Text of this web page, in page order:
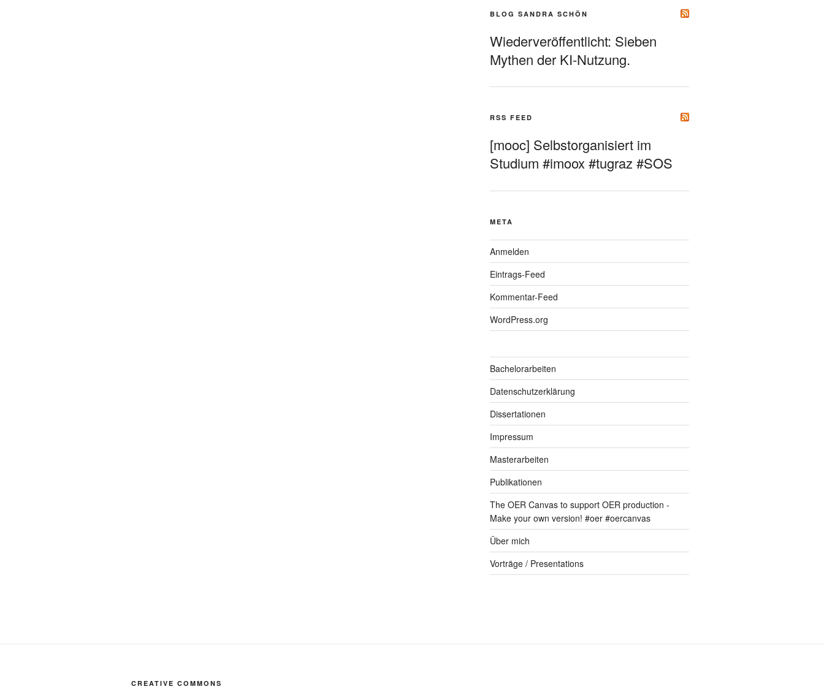
BLOG SANDRA SCHÖN
Wiederveröffentlicht: Sieben
Mythen der KI-Nutzung.
RSS FEED
[mooc] Selbstorganisiert im
Studium #imoox #tugraz #SOS
META
Anmelden
Eintrags-Feed
Kommentar-Feed
WordPress.org
Bachelorarbeiten
Datenschutzerklärung
Dissertationen
Impressum
Masterarbeiten
Publikationen
The OER Canvas to support OER production -
Make your own version! #oer #oercanvas
Über mich
Vorträge / Presentations
CREATIVE COMMONS